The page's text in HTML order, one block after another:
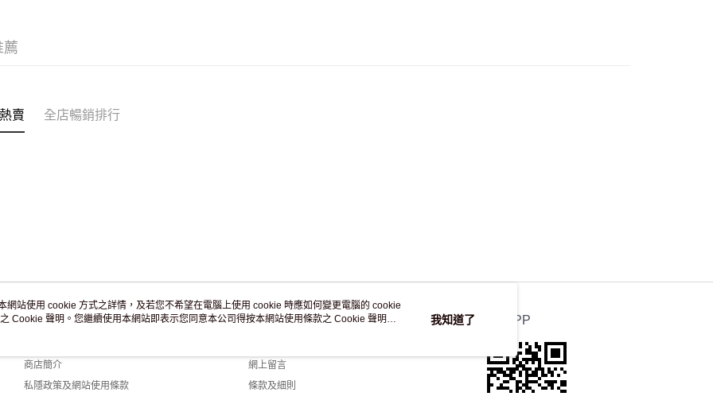
薦
賣 全店暢銷排行
關於我們
商店簡介
私隱政策及網站使用條款
客戶服務
網上留言
條款及細則
官方APP
網站使用 cookie 方式之詳情，及若您不希望在電腦上使用 cookie 時應如何變更電腦的 cookie
Cookie 聲明。您繼續使用本網站即表示您同意本公司得按本網站使用條款之 Cookie 聲明使
我知道了